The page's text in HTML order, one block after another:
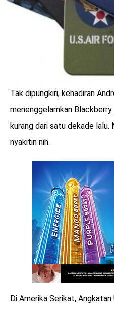
Tak dipungkiri, kehadiran
menenggelamkan
kurang dari satu dekade lalu.
nyakitin nih.
Di Amerika Serikat,